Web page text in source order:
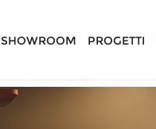
SHOWROOM PROGETTI